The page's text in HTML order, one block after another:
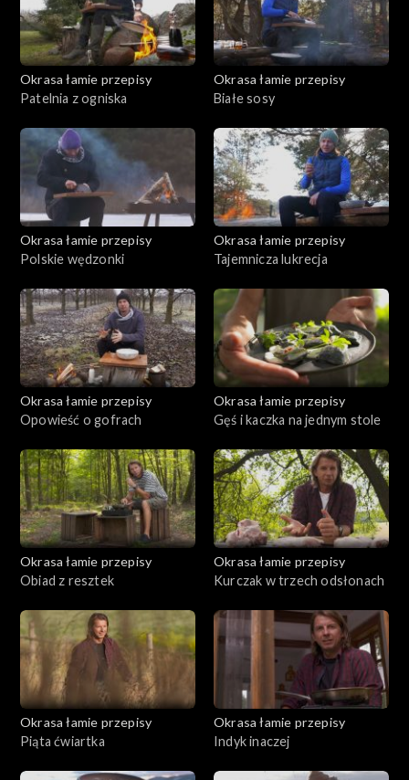
Okrasa łamie przepisy
Patelnia z ogniska
Okrasa łamie przepisy
Białe sosy
Okrasa łamie przepisy
Polskie wędzonki
Okrasa łamie przepisy
Tajemnicza lukrecja
Okrasa łamie przepisy
Opowieść o gofrach
Okrasa łamie przepisy
Gęś i kaczka na jednym stole
Okrasa łamie przepisy
Obiad z resztek
Okrasa łamie przepisy
Kurczak w trzech odsłonach
Okrasa łamie przepisy
Piąta ćwiartka
Okrasa łamie przepisy
Indyk inaczej